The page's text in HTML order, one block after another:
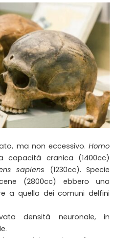
ma non eccessivo. Homo
capacità cranica (1400cc)
sapiens (1230cc). Specie
(2800cc) ebbero una
a quella dei comuni delfini
densità neuronale, in